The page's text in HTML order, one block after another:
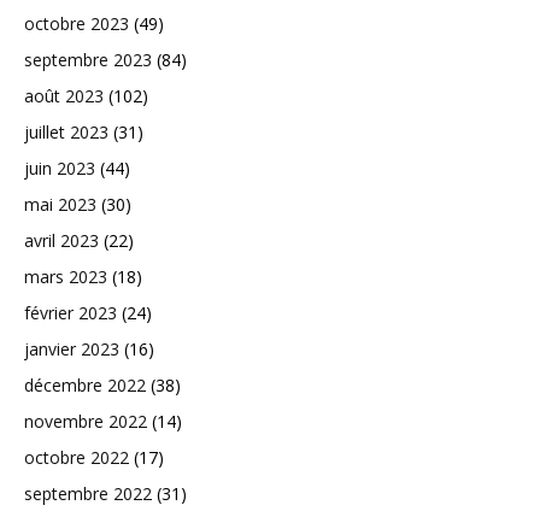
octobre 2023 (49)
septembre 2023 (84)
août 2023 (102)
juillet 2023 (31)
juin 2023 (44)
mai 2023 (30)
avril 2023 (22)
mars 2023 (18)
février 2023 (24)
janvier 2023 (16)
décembre 2022 (38)
novembre 2022 (14)
octobre 2022 (17)
septembre 2022 (31)